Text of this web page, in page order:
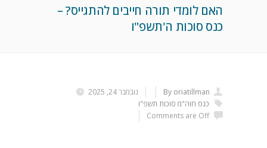
האם לומדי תורה חייבים להתגייס? –
כנס סוכות ה'תשפ"ו
נובמבר 24, 2025 By oriatillman
Comments are Off
כנס חוה"מ סוכות תשפ"ו